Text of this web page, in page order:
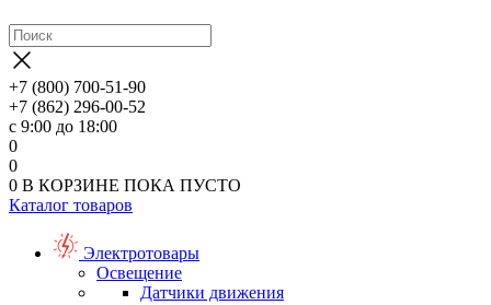
+7 (800) 700-51-90
+7 (862) 296-00-52
с 9:00 до 18:00
0
0
0 В КОРЗИНЕ ПОКА ПУСТО
Каталог товаров
Электротовары
Освещение
Датчики движения